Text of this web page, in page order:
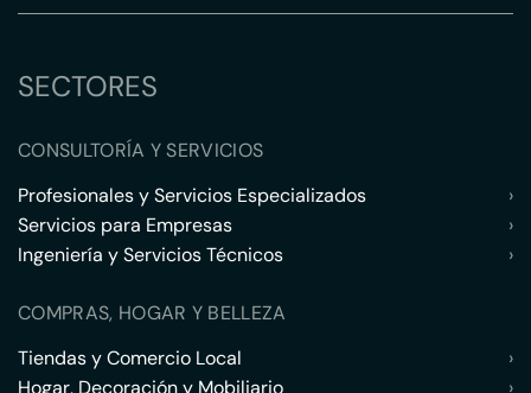
SECTORES
CONSULTORÍA Y SERVICIOS
Profesionales y Servicios Especializados
›
Servicios para Empresas
›
Ingeniería y Servicios Técnicos
›
COMPRAS, HOGAR Y BELLEZA
Tiendas y Comercio Local
›
Hogar, Decoración y Mobiliario
›